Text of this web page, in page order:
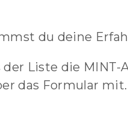
du deine
der Liste die
das Formular